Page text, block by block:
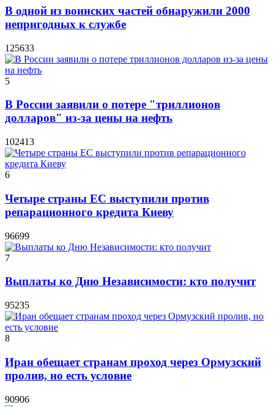
В одной из воинских частей обнаружили 2000
непригодных к службе
125633
5
В России заявили о потере "триллионов
долларов" из-за цены на нефть
102413
6
Четыре страны ЕС выступили против
репарационного кредита Киеву
96699
7
Выплаты ко Дню Независимости: кто получит
95235
8
Иран обещает странам проход через Ормузский
пролив, но есть условие
90906